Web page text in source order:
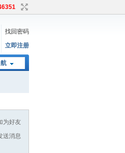
找回密码
立即注册
为好友
送消息